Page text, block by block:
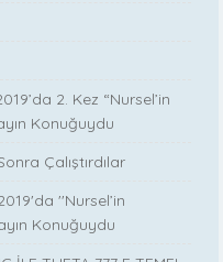
2. Kez “Nursel’in
Konuğuydu
Çalıştırdılar
''Nursel’in
Konuğuydu